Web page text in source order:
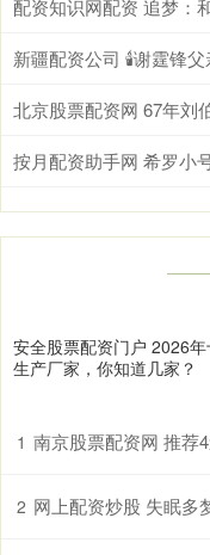
安全股票配资门户 2026
生产厂家，你知道几家？
1 南京股票配资网 推荐4道菜
2 网上配资炒股 失眠多梦易